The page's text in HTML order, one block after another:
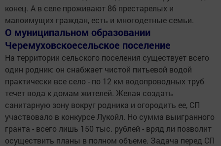
конец. А в селе проживают 86 престарелых и
малоимущих граждан, есть и многодетные семьи.
О муниципальном образовании
Черемуховскоесельское поселение
На территории сельского поселения существует всего
один родник: он снабжает чистой питьевой водой
практически все село - по 12 км водопроводных труб
течет вода к домам жителей. Желая создать
санитарную зону вокруг родника и огородить ее, СП
участвовало в конкурсе Лукойл. Но сумма выигранного
гранта - всего лишь 150 тыс. рублей - вряд ли позволит
осуществить планы в полном объеме. Задача перед СП